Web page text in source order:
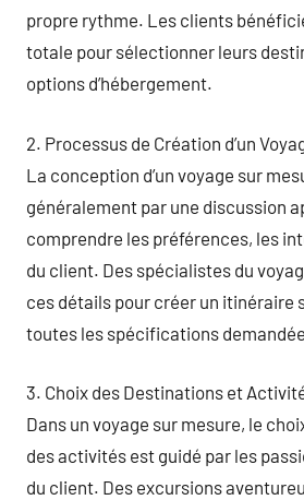
propre rythme. Les clients
totale pour sélectionner leurs
options d’hébergement.
2. Processus de Création d’un
La conception d’un voyage sur
généralement par une discussion
comprendre les préférences, les
du client. Des spécialistes du
ces détails pour créer un itinéraire
toutes les spécifications
3. Choix des Destinations et
Dans un voyage sur mesure, le
des activités est guidé par les
du client. Des excursions